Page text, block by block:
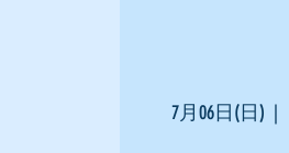
7月06日(日)
  |